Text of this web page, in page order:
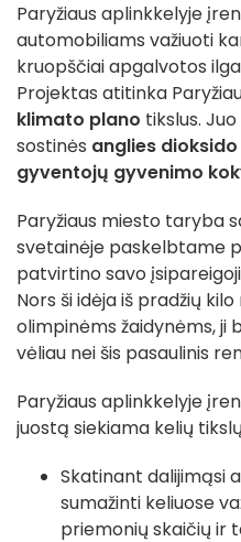
Paryžiaus aplinkkelyje
automobiliams važiuoti
kruopščiai apgalvotos
Projektas atitinka
klimato plano tikslus.
sostinės anglies
gyventojų gyvenimo
Paryžiaus miesto taryba
svetainėje paskelbtame
patvirtino savo
Nors ši idėja iš pradžių
olimpinėms žaidynėms, ji
vėliau nei šis pasaulinis
Paryžiaus aplinkkelyje
juostą siekiama kelių
Skatinant dalijimąsi
sumažinti keliuose
priemonių skaičių ir